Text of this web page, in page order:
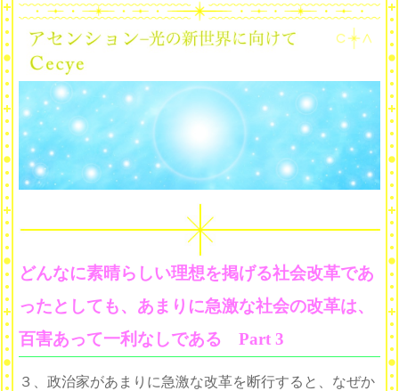
どんなに素晴らしい理想を掲げる社会改革であ
ったとしても、あまりに急激な社会の改革は、
百害あって一利なしである Part 3
３、政治家があまりに急激な改革を断行すると、なぜか